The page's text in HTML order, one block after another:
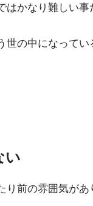
かなり難しい事
世の中になって
い
前の雰囲気があ